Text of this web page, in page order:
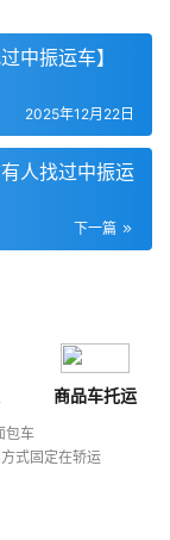
中振运车】
2025年12月22日
人找过中振运
下一篇
商品车托运
包车
式固定在轿运